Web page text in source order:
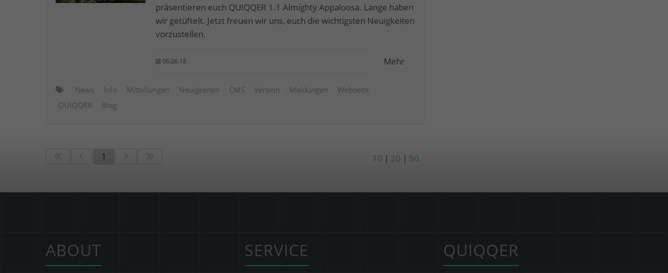
präsentieren euch QUIQQER 1.1 Almighty Appaloosa. Lange haben
wir getüftelt. Jetzt freuen wir uns, euch die wichtigsten Neuigkeiten
vorzustellen.
06.06.18 Mehr
News Info Mitteilungen Neuigkeiten CMS Version Meldungen
Webseite
QUIQQER
Blog
1 10 | 20 | 50
ABOUT SERVICE QUIQQER